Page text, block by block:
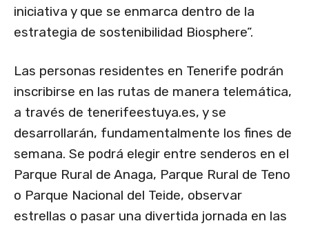
iniciativa y que se enmarca dentro de la
estrategia de sostenibilidad Biosphere”.
Las personas residentes en Tenerife podrán
inscribirse en las rutas de manera telemática,
a través de tenerifeestuya.es, y se
desarrollarán, fundamentalmente los fines de
semana. Se podrá elegir entre senderos en el
Parque Rural de Anaga, Parque Rural de Teno
o Parque Nacional del Teide, observar
estrellas o pasar una divertida jornada en las